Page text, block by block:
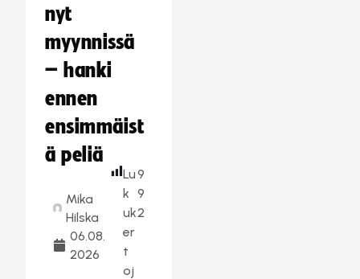
nyt
myynnissä
– hanki
ennen
ensimmäist
ä peliä
Mika
Hilska
06.08.
2026
Lu
k
uk
er
t
oj
9
9
2